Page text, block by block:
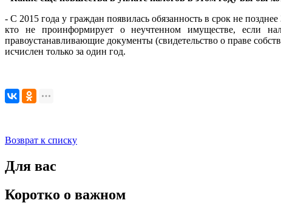
- С 2015 года у граждан появилась обязанность в срок не
кто не проинформирует о неучтенном имуществе, если
правоустанавливающие документы (свидетельство о праве
исчислен только за один год.
Возврат к списку
Для вас
Коротко о важном